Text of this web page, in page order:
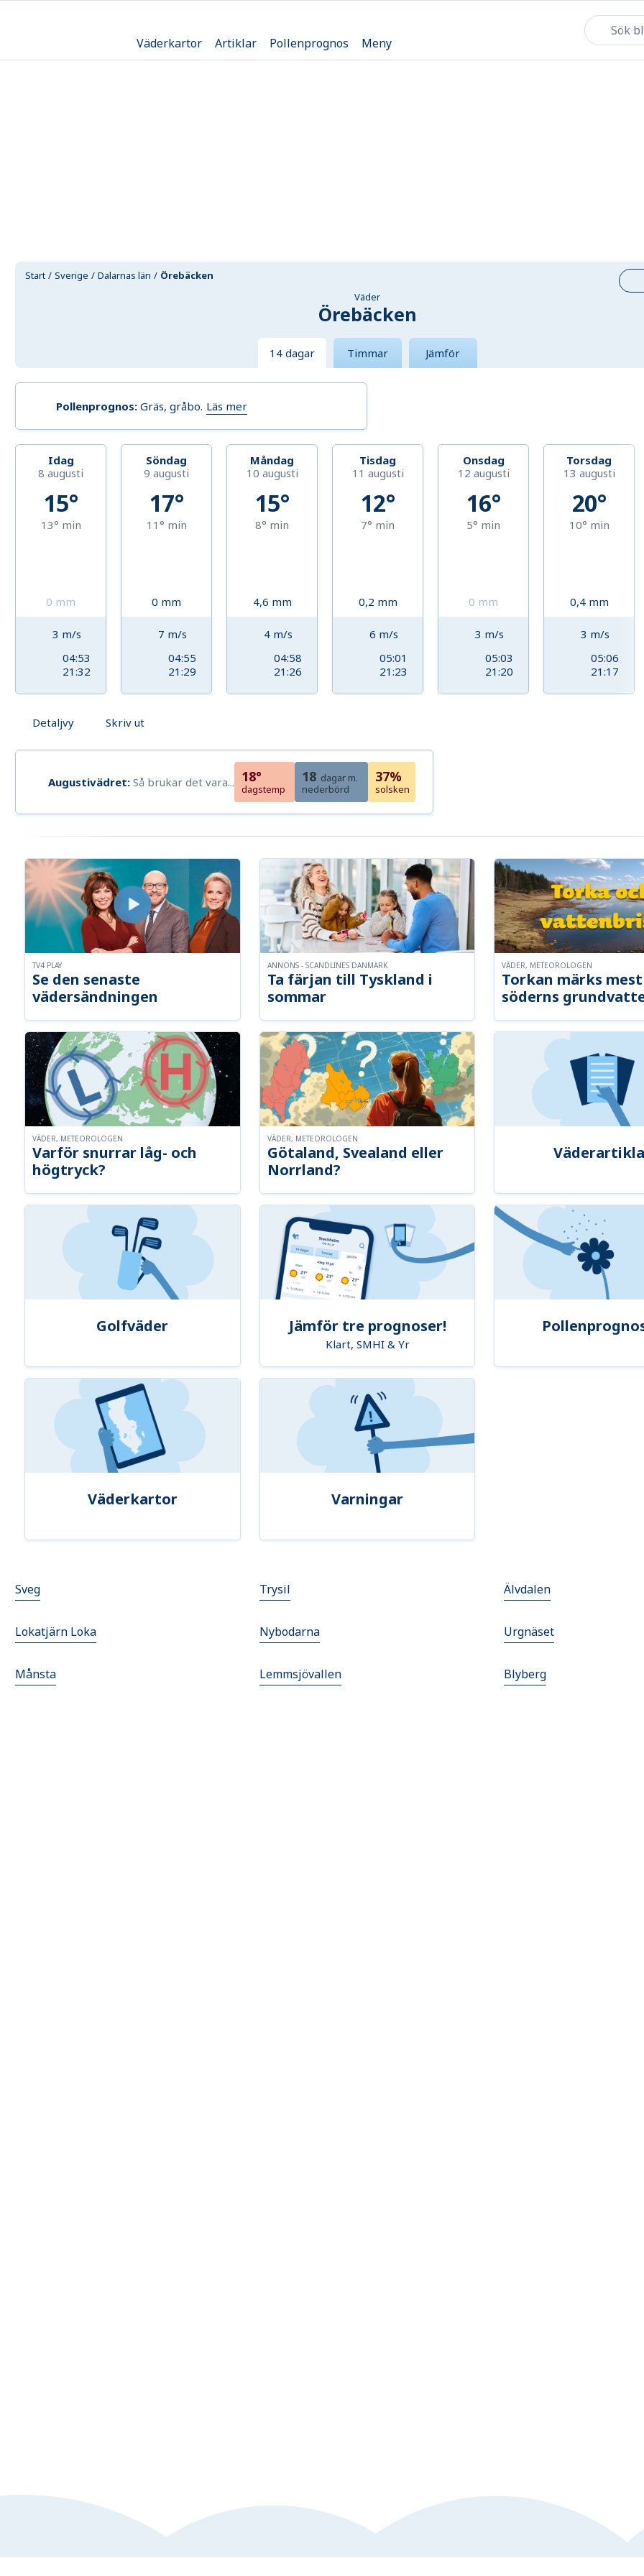
Väderkartor Artiklar Pollenprognos Meny
Start Sverige Dalarnas län
Örebäcken
Väder
Örebäcken
14 dagar Timmar Jämför
Pollenprognos: Gräs, gråbo. Läs mer
Idag
8 augusti
15°
13° min
0 mm
3 m/s
04:53
21:32
Söndag
9 augusti
17°
11° min
0 mm
7 m/s
04:55
21:29
Måndag
10 augusti
15°
8° min
4,6 mm
4 m/s
04:58
21:26
Tisdag
11 augusti
12°
7° min
0,2 mm
6 m/s
05:01
21:23
Onsdag
12 augusti
16°
5° min
0 mm
3 m/s
05:03
21:20
Torsdag
13 augusti
20°
10° min
0,4 mm
3 m/s
05:06
21:17
Detaljvy Skriv ut
Augustivädret: Så brukar det vara... 18°
dagstemp
18 dagar m.
nederbörd
37%
solsken
Se den senaste
vädersändningen
TV4 PLAY
Ta färjan till Tyskland i
sommar
ANNONS - SCANDLINES DANMARK
Torkan märks
söderns
VÄDER, METEOROLOGEN
Varför snurrar låg- och
högtryck?
VÄDER, METEOROLOGEN
Götaland, Svealand eller
Norrland?
VÄDER, METEOROLOGEN
Golfväder Jämför tre prognoser!
Klart, SMHI & Yr
Väderkartor Varningar
Sveg Trysil Älvdalen
Lokatjärn Loka Nybodarna Urgnäset
Månsta Lemmsjövallen Blyberg